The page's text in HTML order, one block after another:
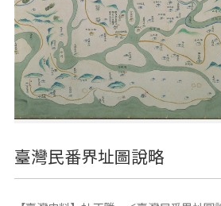
臺灣民番界址圖說略